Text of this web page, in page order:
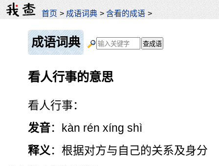
首页 > 成语词典 >含看的成语 >
成语词典
看人行事的意思
看人行事：
发音：kàn rén xíng shì
释义 ：根据对方与自己的关系及身分